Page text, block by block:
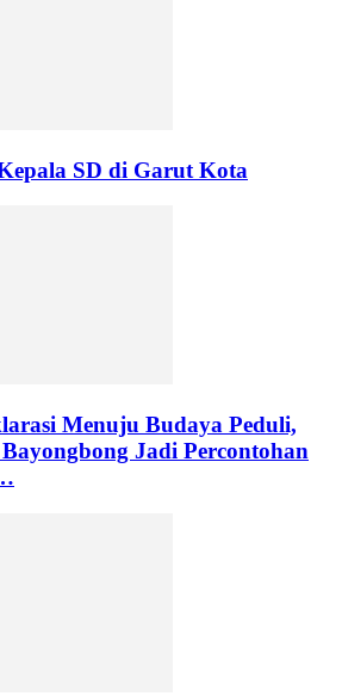
SD di Garut Kota
Menuju Budaya Peduli,
Jadi Percontohan